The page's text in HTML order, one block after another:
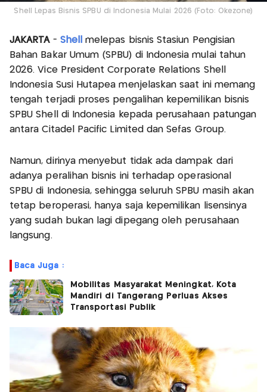
Shell Lepas Bisnis SPBU di Indonesia Mulai 2026 (Foto: Okezone)
JAKARTA- Shell
melepas bisnis Stasiun Pengisian
Bahan Bakar Umum (SPBU) di Indonesia mulai tahun
2026. Vice President Corporate Relations Shell
Indonesia Susi Hutapea menjelaskan saat ini memang
tengah terjadi proses pengalihan kepemilikan bisnis
SPBU Shell di Indonesia kepada perusahaan patungan
antara Citadel Pacific Limited dan Sefas Group.
Namun, dirinya menyebut tidak ada dampak dari
adanya peralihan bisnis ini terhadap operasional
SPBU di Indonesia, sehingga seluruh SPBU masih akan
tetap beroperasi, hanya saja kepemilikan lisensinya
yang sudah bukan lagi dipegang oleh perusahaan
langsung.
Baca Juga :
Mobilitas Masyarakat Meningkat, Kota
Mandiri di Tangerang Perluas Akses
Transportasi Publik